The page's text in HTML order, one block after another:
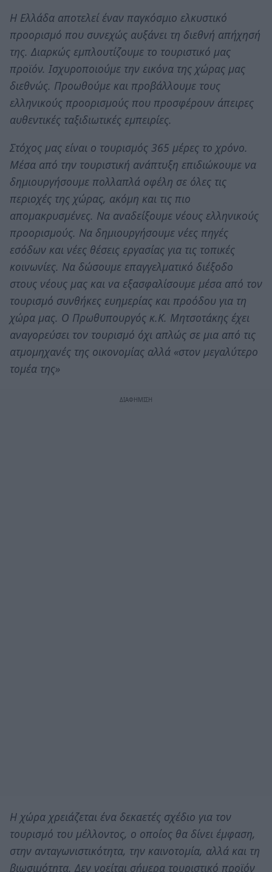
Η Ελλάδα αποτελεί έναν παγκόσμιο ελκυστικό
προορισμό που συνεχώς αυξάνει τη διεθνή απήχησή
της. Διαρκώς εμπλουτίζουμε το τουριστικό μας
προϊόν. Ισχυροποιούμε την εικόνα της χώρας μας
διεθνώς. Προωθούμε και προβάλλουμε τους
ελληνικούς προορισμούς που προσφέρουν άπειρες
αυθεντικές ταξιδιωτικές εμπειρίες.
Στόχος μας είναι ο τουρισμός 365 μέρες το χρόνο.
Μέσα από την τουριστική ανάπτυξη επιδιώκουμε να
δημιουργήσουμε πολλαπλά οφέλη σε όλες τις
περιοχές της χώρας, ακόμη και τις πιο
απομακρυσμένες. Να αναδείξουμε νέους ελληνικούς
προορισμούς. Να δημιουργήσουμε νέες πηγές
εσόδων και νέες θέσεις εργασίας για τις τοπικές
κοινωνίες. Να δώσουμε επαγγελματικό διέξοδο
στους νέους μας και να εξασφαλίσουμε μέσα από τον
τουρισμό συνθήκες ευημερίας και προόδου για τη
χώρα μας. Ο Πρωθυπουργός κ.Κ. Μητσοτάκης έχει
αναγορεύσει τον τουρισμό όχι απλώς σε μια από τις
ατμομηχανές της οικονομίας αλλά «στον μεγαλύτερο
τομέα της»
Η χώρα χρειάζεται ένα δεκαετές σχέδιο για τον
τουρισμό του μέλλοντος, ο οποίος θα δίνει έμφαση,
στην ανταγωνιστικότητα, την καινοτομία, αλλά και τη
βιωσιμότητα. Δεν νοείται σήμερα τουριστικό προϊόν